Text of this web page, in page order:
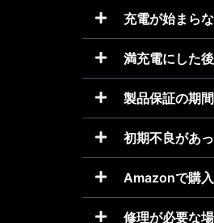
充電が始まら
満充電にした
製品保証の期
初期不良があ
Amazonで購
修理が必要な